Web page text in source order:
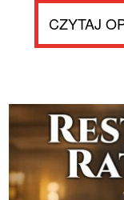
CZYTAJ